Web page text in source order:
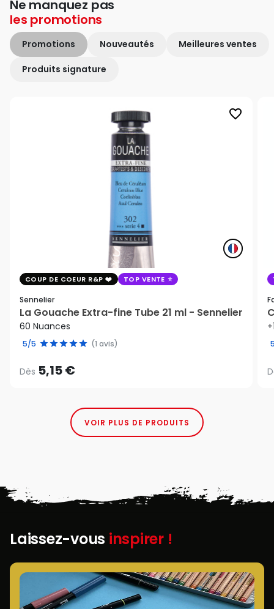
Ne manquez pas
les promotions
Promotions Nouveautés Meilleures ventes
Produits signature
favorite_border
COUP DE COEUR R&P TOP VENTE
Sennelier
La Gouache Extra-fine Tube 21 ml - Sennelier
60 Nuances
5/5 (1 avis)
Dès 5,15 €
VOIR PLUS DE PRODUITS
Laissez-vous inspirer !